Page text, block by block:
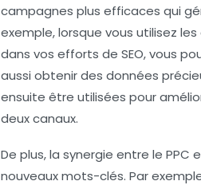
campagnes plus efficaces qui
exemple, lorsque vous utilisez
dans vos efforts de SEO, vous
aussi obtenir des données
ensuite être utilisées pour
deux canaux.
De plus, la synergie entre le
nouveauxmots-clés. Par